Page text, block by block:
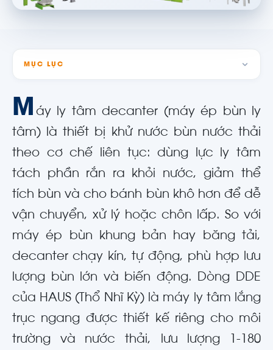
MỤC LỤC
M áy ly tâm decanter (máy ép bùn ly
tâm) là thiết bị khử nước bùn nước thải
theo cơ chế liên tục: dùng lực ly tâm
tách phần rắn ra khỏi nước, giảm thể
tích bùn và cho bánh bùn khô hơn để dễ
vận chuyển, xử lý hoặc chôn lấp. So với
máy ép bùn khung bản hay băng tải,
decanter chạy kín, tự động, phù hợp lưu
lượng bùn lớn và biến động. Dòng DDE
của HAUS (Thổ Nhĩ Kỳ) là máy ly tâm lắng
trục ngang được thiết kế riêng cho môi
trường và nước thải, lưu lượng 1-180